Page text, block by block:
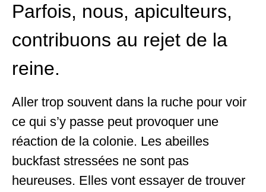
Parfois, nous, apiculteurs,
contribuons au rejet de la
reine.
Aller trop souvent dans la ruche pour voir
ce qui s’y passe peut provoquer une
réaction de la colonie. Les abeilles
buckfast stressées ne sont pas
heureuses. Elles vont essayer de trouver